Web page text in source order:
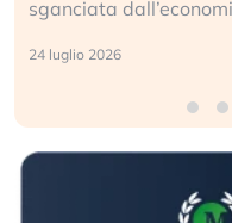
sganciata
24 luglio 2026